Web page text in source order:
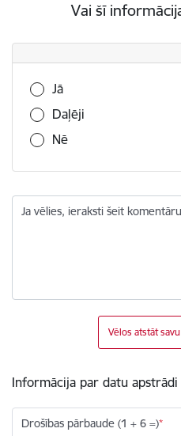
Vai šī
Vai šī informācija bija
Jā
Daļēji
Nē
Ja vēlies, ieraksti šeit komentāru
Vēlos atstāt
Informācija par datu
Drošības pārbaude (1 + 6 =)